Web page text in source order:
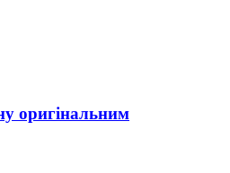
оригінальним